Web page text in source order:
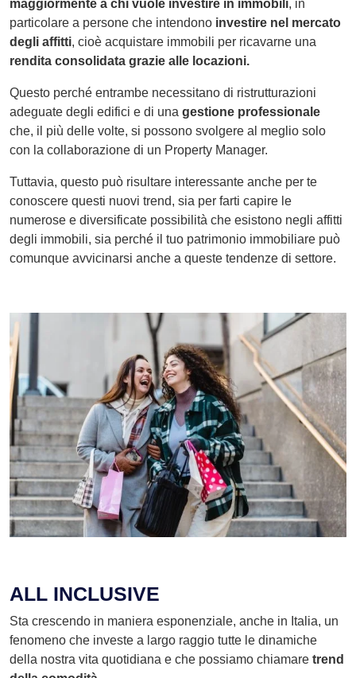
maggiormente a chi vuole investire in immobili, in
particolare a persone che intendono investire nel mercato
degli affitti, cioè acquistare immobili per ricavarne una
rendita consolidata grazie alle locazioni.
Questo perché entrambe necessitano di ristrutturazioni
adeguate degli edifici e di una gestione professionale
che, il più delle volte, si possono svolgere al meglio solo
con la collaborazione di un Property Manager.
Tuttavia, questo può risultare interessante anche per te
conoscere questi nuovi trend, sia per farti capire le
numerose e diversificate possibilità che esistono negli affitti
degli immobili, sia perché il tuo patrimonio immobiliare può
comunque avvicinarsi anche a queste tendenze di settore.
ALL INCLUSIVE
Sta crescendo in maniera esponenziale, anche in Italia, un
fenomeno che investe a largo raggio tutte le dinamiche
della nostra vita quotidiana e che possiamo chiamare trend